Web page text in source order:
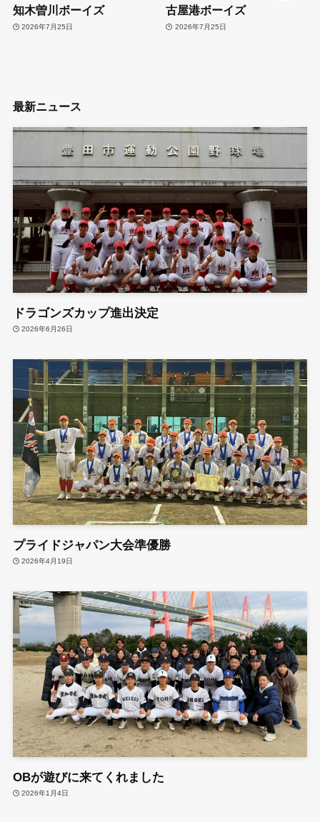
知木曽川ボーイズ
2026年7月25日
古屋港ボーイズ
2026年7月25日
最新ニュース
ドラゴンズカップ進出決定
2026年6月26日
プライドジャパン大会準優勝
2026年4月19日
OBが遊びに来てくれました
2026年1月4日